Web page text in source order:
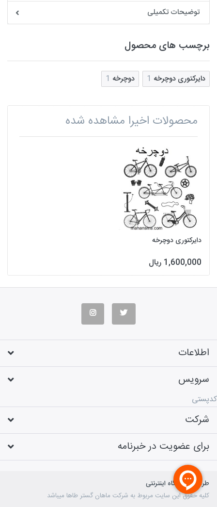
توضیحات تکمیلی
برچسب های محصول
دایرکتوری دوچرخه 1 دوچرخه 1
محصولات اخیرا مشاهده شده
دایرکتوری دوچرخه
1,600,000 ریال
اطلاعات
سرویس
کدپستی
شرکت
برای عضویت در خبرنامه
طراحی فروشگاه اینترنتی
کلیه حقوق این سایت مربوط به شرکت ماهان گستر طاها میباشد